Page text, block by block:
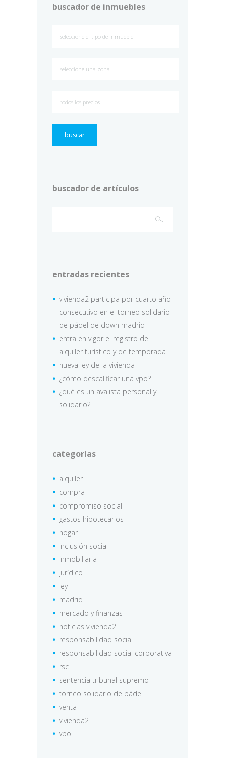
buscador de inmuebles
buscar
buscador de artículos
entradas recientes
vivienda2 participa por cuarto año
consecutivo en el torneo solidario
de pádel de down madrid
entra en vigor el registro de
alquiler turístico y de temporada
nueva ley de la vivienda
¿cómo descalificar una vpo?
¿qué es un avalista personal y
solidario?
categorías
alquiler
compra
compromiso social
gastos hipotecarios
hogar
inclusión social
inmobiliaria
jurídico
ley
madrid
mercado y finanzas
noticias vivienda2
responsabilidad social
responsabilidad social corporativa
rsc
sentencia tribunal supremo
torneo solidario de pádel
venta
vivienda2
vpo